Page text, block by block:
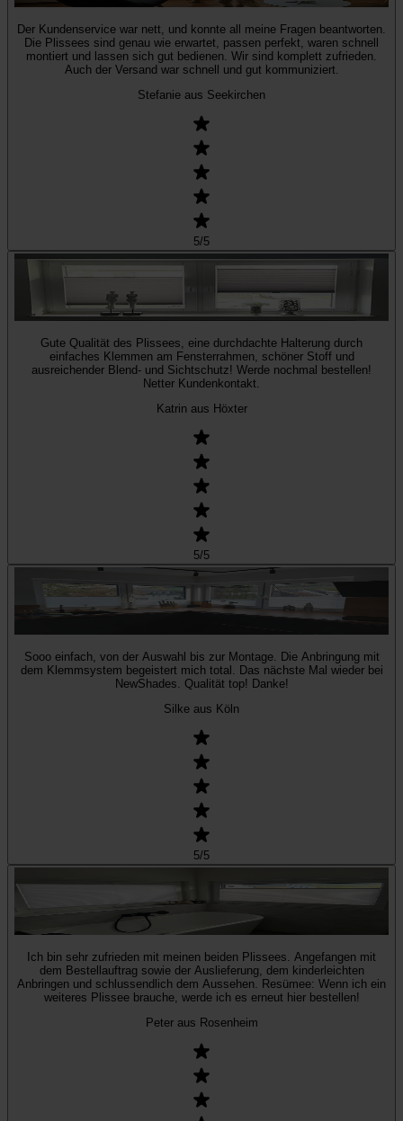
Der Kundenservice war nett, und konnte all meine Fragen beantworten.
Die Plissees sind genau wie erwartet, passen perfekt, waren schnell
montiert und lassen sich gut bedienen. Wir sind komplett zufrieden.
Auch der Versand war schnell und gut kommuniziert.
Stefanie aus Seekirchen
5/5
Gute Qualität des Plissees, eine durchdachte Halterung durch
einfaches Klemmen am Fensterrahmen, schöner Stoff und
ausreichender Blend- und Sichtschutz! Werde nochmal bestellen!
Netter Kundenkontakt.
Katrin aus Höxter
5/5
Sooo einfach, von der Auswahl bis zur Montage. Die Anbringung mit
dem Klemmsystem begeistert mich total. Das nächste Mal wieder bei
NewShades. Qualität top! Danke!
Silke aus Köln
5/5
Ich bin sehr zufrieden mit meinen beiden Plissees. Angefangen mit
dem Bestellauftrag sowie der Auslieferung, dem kinderleichten
Anbringen und schlussendlich dem Aussehen. Resümee: Wenn ich ein
weiteres Plissee brauche, werde ich es erneut hier bestellen!
Peter aus Rosenheim